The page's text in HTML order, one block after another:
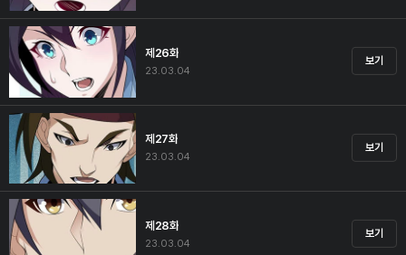
제26화
23.03.04
보기
제27화
23.03.04
보기
제28화
23.03.04
보기